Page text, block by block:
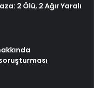
2 Ölü, 2 Ağır Yaralı